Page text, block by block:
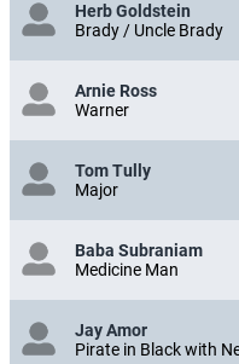
Herb Goldstein
Brady / Uncle Brady
Arnie Ross
Warner
Tom Tully
Major
Baba Subraniam
Medicine Man
Jay Amor
Pirate in Black with